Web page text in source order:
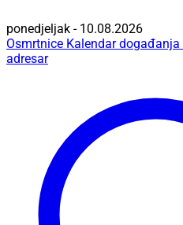
ponedjeljak - 10.08.2026
Osmrtnice Kalendar događanja
adresar